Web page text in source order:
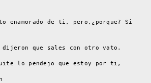
enamorado de ti, pero,¿porque? Si
dijeron que sales con otro vato.
lo pendejo que estoy por ti,